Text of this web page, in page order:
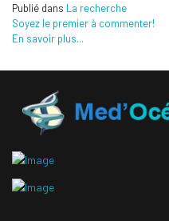
Publié dans La recherche
Soyez le premier à commenter!
En savoir plus...